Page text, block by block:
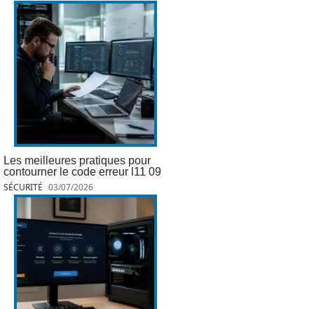
Les meilleures pratiques pour
contourner le code erreur l11 09
SÉCURITÉ 03/07/2026